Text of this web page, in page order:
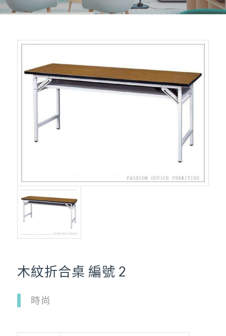
木紋折合桌 編號 2
時尚